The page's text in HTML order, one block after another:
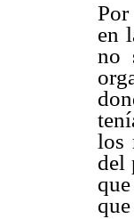
Por
en
no
los
del